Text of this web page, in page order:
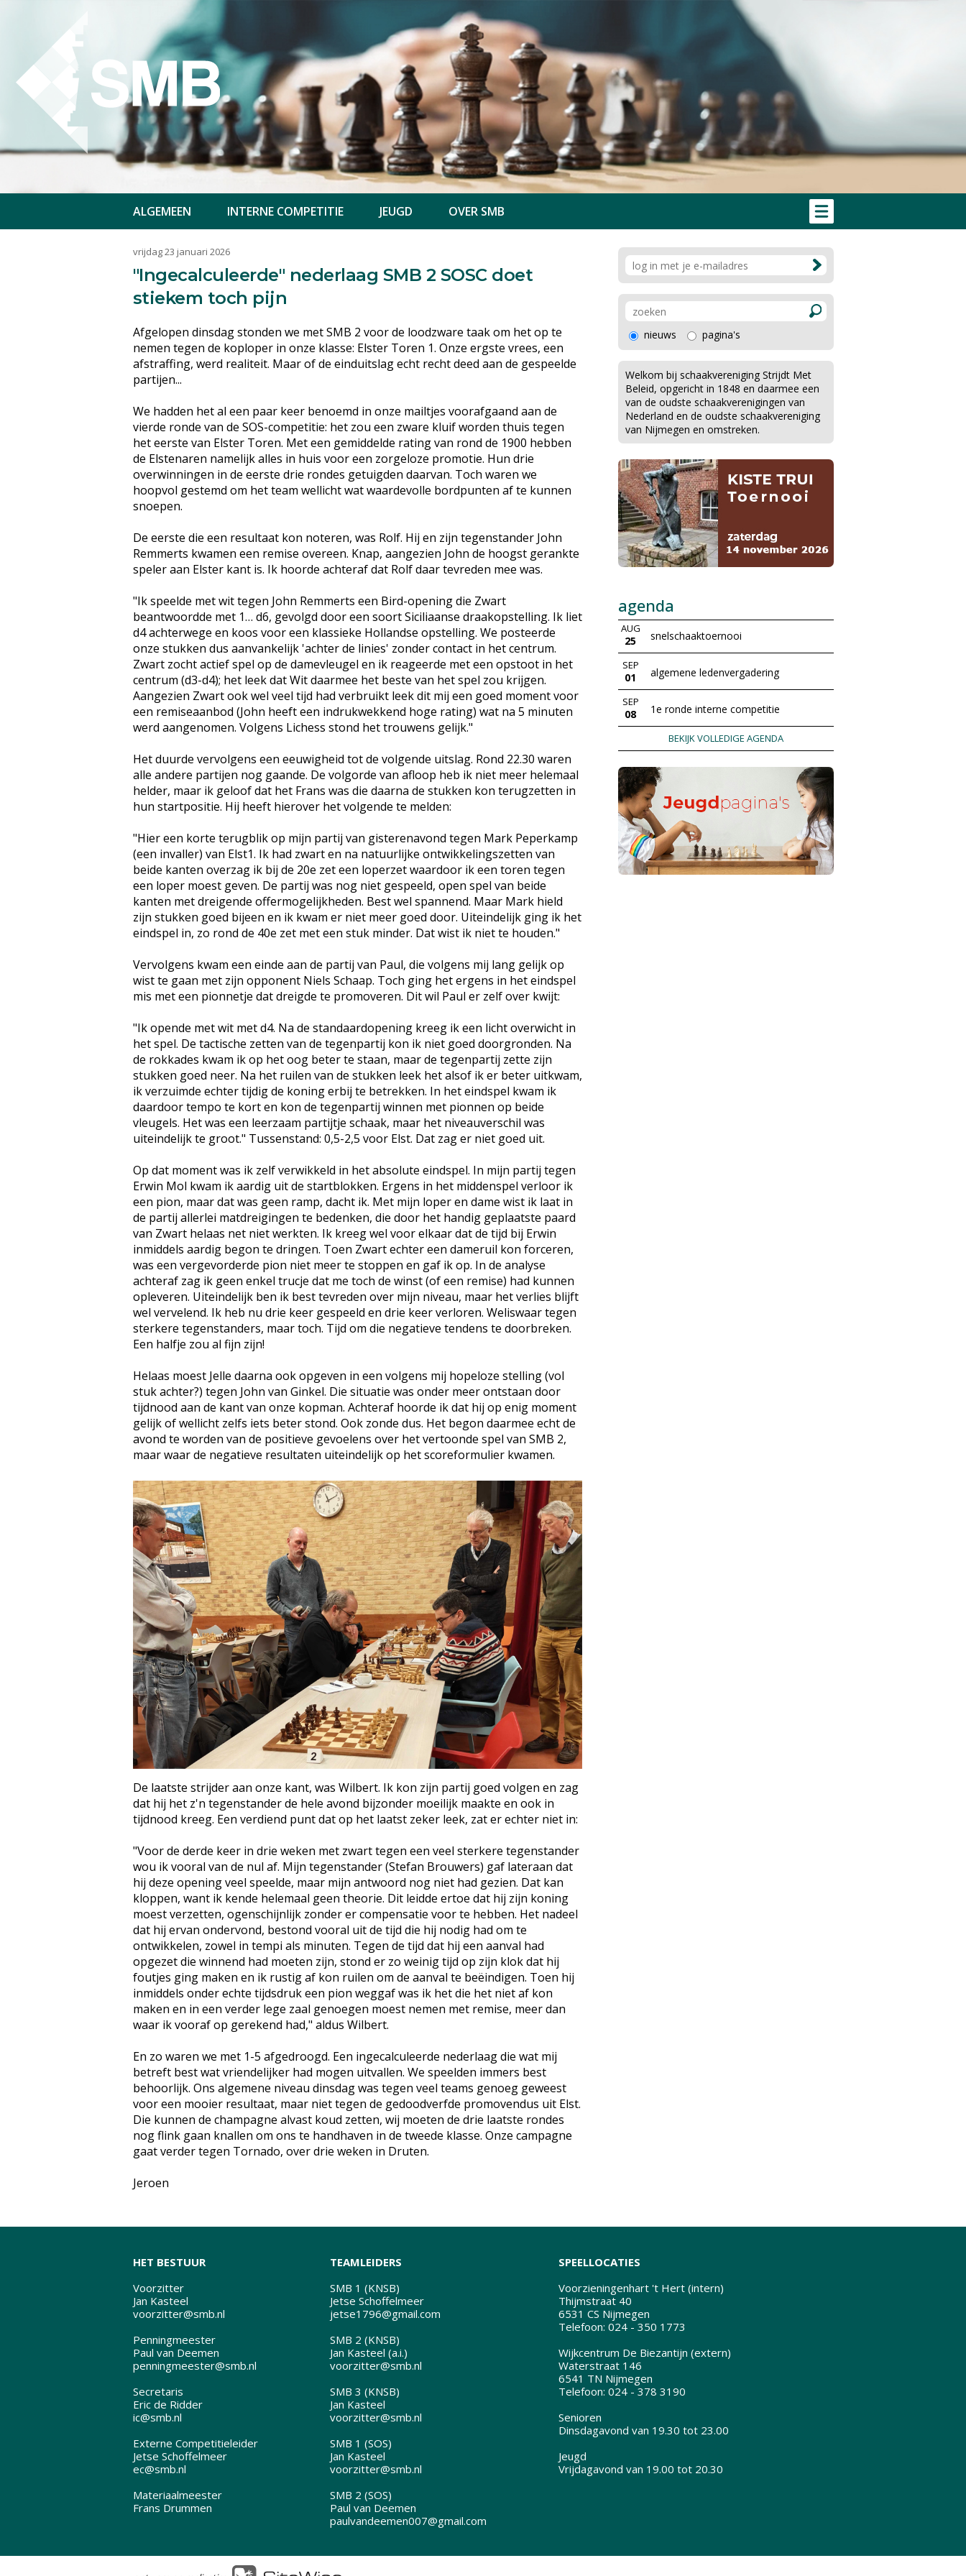
vrijdag 23 januari 2026
"Ingecalculeerde" nederlaag SMB 2 SOSC doet
stiekem toch pijn
Afgelopen dinsdag stonden we met SMB 2 voor de loodzware taak om het op te
nemen tegen de koploper in onze klasse: Elster Toren 1. Onze ergste vrees, een
afstraffing, werd realiteit. Maar of de einduitslag echt recht deed aan de gespeelde
partijen...
We hadden het al een paar keer benoemd in onze mailtjes voorafgaand aan de
vierde ronde van de SOS-competitie: het zou een zware kluif worden thuis tegen
het eerste van Elster Toren. Met een gemiddelde rating van rond de 1900 hebben
de Elstenaren namelijk alles in huis voor een zorgeloze promotie. Hun drie
overwinningen in de eerste drie rondes getuigden daarvan. Toch waren we
hoopvol gestemd om het team wellicht wat waardevolle bordpunten af te kunnen
snoepen.
De eerste die een resultaat kon noteren, was Rolf. Hij en zijn tegenstander John
Remmerts kwamen een remise overeen. Knap, aangezien John de hoogst gerankte
speler aan Elster kant is. Ik hoorde achteraf dat Rolf daar tevreden mee was.
"Ik speelde met wit tegen John Remmerts een Bird-opening die Zwart
beantwoordde met 1… d6, gevolgd door een soort Siciliaanse draakopstelling. Ik liet
d4 achterwege en koos voor een klassieke Hollandse opstelling. We posteerde
onze stukken dus aanvankelijk 'achter de linies' zonder contact in het centrum.
Zwart zocht actief spel op de damevleugel en ik reageerde met een opstoot in het
centrum (d3-d4); het leek dat Wit daarmee het beste van het spel zou krijgen.
Aangezien Zwart ook wel veel tijd had verbruikt leek dit mij een goed moment voor
een remiseaanbod (John heeft een indrukwekkend hoge rating) wat na 5 minuten
werd aangenomen. Volgens Lichess stond het trouwens gelijk."
Het duurde vervolgens een eeuwigheid tot de volgende uitslag. Rond 22.30 waren
alle andere partijen nog gaande. De volgorde van afloop heb ik niet meer helemaal
helder, maar ik geloof dat het Frans was die daarna de stukken kon terugzetten in
hun startpositie. Hij heeft hierover het volgende te melden:
"Hier een korte terugblik op mijn partij van gisterenavond tegen Mark Peperkamp
(een invaller) van Elst1. Ik had zwart en na natuurlijke ontwikkelingszetten van
beide kanten overzag ik bij de 20e zet een loperzet waardoor ik een toren tegen
een loper moest geven. De partij was nog niet gespeeld, open spel van beide
kanten met dreigende offermogelijkheden. Best wel spannend. Maar Mark hield
zijn stukken goed bijeen en ik kwam er niet meer goed door. Uiteindelijk ging ik het
eindspel in, zo rond de 40e zet met een stuk minder. Dat wist ik niet te houden."
Vervolgens kwam een einde aan de partij van Paul, die volgens mij lang gelijk op
wist te gaan met zijn opponent Niels Schaap. Toch ging het ergens in het eindspel
mis met een pionnetje dat dreigde te promoveren. Dit wil Paul er zelf over kwijt:
"Ik opende met wit met d4. Na de standaardopening kreeg ik een licht overwicht in
het spel. De tactische zetten van de tegenpartij kon ik niet goed doorgronden. Na
de rokkades kwam ik op het oog beter te staan, maar de tegenpartij zette zijn
stukken goed neer. Na het ruilen van de stukken leek het alsof ik er beter uitkwam,
ik verzuimde echter tijdig de koning erbij te betrekken. In het eindspel kwam ik
daardoor tempo te kort en kon de tegenpartij winnen met pionnen op beide
vleugels. Het was een leerzaam partijtje schaak, maar het niveauverschil was
uiteindelijk te groot." Tussenstand: 0,5-2,5 voor Elst. Dat zag er niet goed uit.
Op dat moment was ik zelf verwikkeld in het absolute eindspel. In mijn partij tegen
Erwin Mol kwam ik aardig uit de startblokken. Ergens in het middenspel verloor ik
een pion, maar dat was geen ramp, dacht ik. Met mijn loper en dame wist ik laat in
de partij allerlei matdreigingen te bedenken, die door het handig geplaatste paard
van Zwart helaas net niet werkten. Ik kreeg wel voor elkaar dat de tijd bij Erwin
inmiddels aardig begon te dringen. Toen Zwart echter een dameruil kon forceren,
was een vergevorderde pion niet meer te stoppen en gaf ik op. In de analyse
achteraf zag ik geen enkel trucje dat me toch de winst (of een remise) had kunnen
opleveren. Uiteindelijk ben ik best tevreden over mijn niveau, maar het verlies blijft
wel vervelend. Ik heb nu drie keer gespeeld en drie keer verloren. Weliswaar tegen
sterkere tegenstanders, maar toch. Tijd om die negatieve tendens te doorbreken.
Een halfje zou al fijn zijn!
Helaas moest Jelle daarna ook opgeven in een volgens mij hopeloze stelling (vol
stuk achter?) tegen John van Ginkel. Die situatie was onder meer ontstaan door
tijdnood aan de kant van onze kopman. Achteraf hoorde ik dat hij op enig moment
gelijk of wellicht zelfs iets beter stond. Ook zonde dus. Het begon daarmee echt de
avond te worden van de positieve gevoelens over het vertoonde spel van SMB 2,
maar waar de negatieve resultaten uiteindelijk op het scoreformulier kwamen.
De laatste strijder aan onze kant, was Wilbert. Ik kon zijn partij goed volgen en zag
dat hij het z'n tegenstander de hele avond bijzonder moeilijk maakte en ook in
tijdnood kreeg. Een verdiend punt dat op het laatst zeker leek, zat er echter niet in:
"Voor de derde keer in drie weken met zwart tegen een veel sterkere tegenstander
wou ik vooral van de nul af. Mijn tegenstander (Stefan Brouwers) gaf lateraan dat
hij deze opening veel speelde, maar mijn antwoord nog niet had gezien. Dat kan
kloppen, want ik kende helemaal geen theorie. Dit leidde ertoe dat hij zijn koning
moest verzetten, ogenschijnlijk zonder er compensatie voor te hebben. Het nadeel
dat hij ervan ondervond, bestond vooral uit de tijd die hij nodig had om te
ontwikkelen, zowel in tempi als minuten. Tegen de tijd dat hij een aanval had
opgezet die winnend had moeten zijn, stond er zo weinig tijd op zijn klok dat hij
foutjes ging maken en ik rustig af kon ruilen om de aanval te beëindigen. Toen hij
inmiddels onder echte tijdsdruk een pion weggaf was ik het die het niet af kon
maken en in een verder lege zaal genoegen moest nemen met remise, meer dan
waar ik vooraf op gerekend had," aldus Wilbert.
En zo waren we met 1-5 afgedroogd. Een ingecalculeerde nederlaag die wat mij
betreft best wat vriendelijker had mogen uitvallen. We speelden immers best
behoorlijk. Ons algemene niveau dinsdag was tegen veel teams genoeg geweest
voor een mooier resultaat, maar niet tegen de gedoodverfde promovendus uit Elst.
Die kunnen de champagne alvast koud zetten, wij moeten de drie laatste rondes
nog flink gaan knallen om ons te handhaven in de tweede klasse. Onze campagne
gaat verder tegen Tornado, over drie weken in Druten.
Jeroen
nieuws pagina's
Welkom bij schaakvereniging Strijdt Met
Beleid, opgericht in 1848 en daarmee een
van de oudste schaakverenigingen van
Nederland en de oudste schaakvereniging
van Nijmegen en omstreken.
agenda
AUG
25 snelschaaktoernooi
SEP
01 algemene ledenvergadering
SEP
08 1e ronde interne competitie
BEKIJK VOLLEDIGE AGENDA
HET BESTUUR
Voorzitter
Jan Kasteel
voorzitter@smb.nl
Penningmeester
Paul van Deemen
penningmeester@smb.nl
Secretaris
Eric de Ridder
ic@smb.nl
Externe Competitieleider
Jetse Schoffelmeer
ec@smb.nl
Materiaalmeester
Frans Drummen
TEAMLEIDERS
SMB 1 (KNSB)
Jetse Schoffelmeer
jetse1796@gmail.com
SMB 2 (KNSB)
Jan Kasteel (a.i.)
voorzitter@smb.nl
SMB 3 (KNSB)
Jan Kasteel
voorzitter@smb.nl
SMB 1 (SOS)
Jan Kasteel
voorzitter@smb.nl
SMB 2 (SOS)
Paul van Deemen
paulvandeemen007@gmail.com
SPEELLOCATIES
Voorzieningenhart 't Hert (intern)
Thijmstraat 40
6531 CS Nijmegen
Telefoon: 024 - 350 1773
Wijkcentrum De Biezantijn (extern)
Waterstraat 146
6541 TN Nijmegen
Telefoon: 024 - 378 3190
Senioren
Dinsdagavond van 19.30 tot 23.00
Jeugd
Vrijdagavond van 19.00 tot 20.30
ALGEMEEN INTERNE COMPETITIE JEUGD OVER SMB